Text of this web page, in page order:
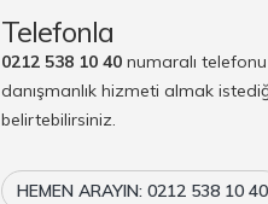
Telefonla
0212 538 10 40 numaralı
danışmanlık hizmeti almak
belirtebilirsiniz.
HEMEN ARAYIN: 0212 538 10 40